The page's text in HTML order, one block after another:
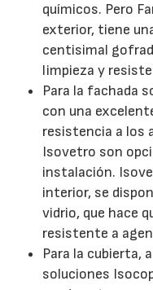
químicos. Pero
exterior, tiene
centisimal
limpieza y
Para la fachada
con una
resistencia a los
Isovetro son
instalación.
interior, se
vidrio, que hace
resistente a
Para la cubierta,
soluciones